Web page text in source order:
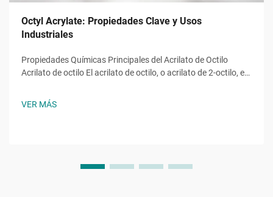
Octyl Acrylate: Propiedades Clave y Usos
Industriales
Propiedades Químicas Principales del Acrilato de Octilo
Acrilato de octilo El acrilato de octilo, o acrilato de 2-octilo, es
una molécula con una cadena alquilo de ocho carbonos
VER MÁS